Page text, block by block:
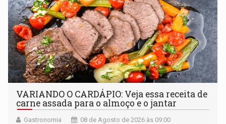
VARIANDO O CARDÁPIO: Veja essa receita de
carne assada para o almoço e o jantar
Gastronomia 08 de Agosto de 2026 às 09:00